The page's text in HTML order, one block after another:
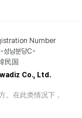
Number
남분당C-
民国
Co., Ltd.
。在此类情况下，